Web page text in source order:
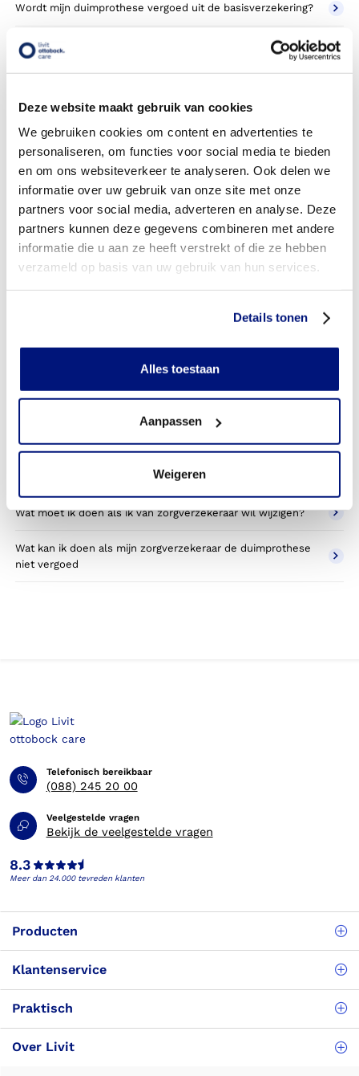
Deze website maakt gebruik van cookies
We gebruiken cookies om content en advertenties te
personaliseren, om functies voor social media te bieden
en om ons websiteverkeer te analyseren. Ook delen we
informatie over uw gebruik van onze site met onze
partners voor social media, adverteren en analyse. Deze
partners kunnen deze gegevens combineren met andere
informatie die u aan ze heeft verstrekt of die ze hebben
verzameld op basis van uw gebruik van hun services.
Details tonen
Alles toestaan
Aanpassen
Weigeren
Wordt mijn duimprothese vergoed uit de basisverzekering?
Wordt mijn duimprothese vergoed vanuit een aanvullende
verzekering?
Zijn er ook duimprothesen in confectie- of standaard
uitvoeringen?
Wordt de duimprothese geleverd onder de bruikleen of
lease regeling van uw zorgverzekering?
Wanneer mag mijn duimprothese vervangen worden?
toestemming nodig van mijn zorgverzekeraar?
Wat valt er binnen de vergoeding van een duimprothese?
Wordt een duimprothese die ik gebruik voor sporten
betaald door mijn zorgverzekering?
Betaal ik een eigen bijdrage voor de duimprothese?
Wat moet ik doen als ik van zorgverzekeraar wil wijzigen?
Wat kan ik doen als mijn zorgverzekeraar de duimprothese
niet vergoed
Telefonisch bereikbaar
(088) 245 20 00
Veelgestelde vragen
Bekijk de veelgestelde vragen
8.3
Meer dan 24.000 tevreden klanten
Producten
Klantenservice
Praktisch
Over Livit